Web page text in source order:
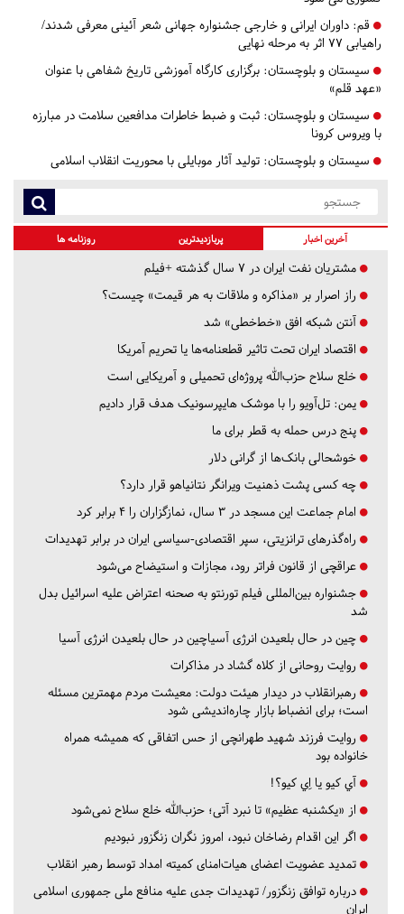
قم: داوران ایرانی و خارجی جشنواره جهانی شعر آئینی معرفی شدند/
راهیابی 77 اثر به مرحله نهایی
سیستان و بلوچستان: برگزاری کارگاه آموزشی تاریخ شفاهی با عنوان
«عهد قلم»
سیستان و بلوچستان: ثبت و ضبط خاطرات مدافعین سلامت در مبارزه
با ویروس کرونا
سیستان و بلوچستان: تولید آثار موبایلی با محوریت انقلاب اسلامی
آخرین اخبار پربازدیدترین روزنامه ها
مشتریان نفت ایران در ۷ سال گذشته +فیلم
راز اصرار بر «مذاکره و ملاقات به هر قیمت» چیست؟
آنتن شبکه افق «خط‌خطی» شد
اقتصاد ایران تحت تاثیر قطعنامه‌ها یا تحریم‌ آمریکا
خلع سلاح حزب‌الله پروژه‌ای تحمیلی و آمریکایی است
یمن: تل‌آویو را با موشک هایپرسونیک هدف قرار دادیم
پنج درس‌ حمله به قطر برای ما
خوشحالی بانک‌ها از گرانی دلار
چه کسی پشت ذهنیت ویرانگر نتانیاهو قرار دارد؟
امام جماعت این مسجد در ۳ سال، نمازگزاران را ۴ برابر کرد
راه‌گذرهای ترانزیتی، سپر اقتصادی-سیاسی ایران در برابر تهدیدات
عراقچی از قانون فراتر رود، مجازات و استیضاح می‌شود
جشنواره بین‌المللی فیلم تورنتو به صحنه اعتراض علیه اسرائیل بدل
شد
چین در حال بلعیدن انرژی آسیاچین در حال بلعیدن انرژی آسیا
روایت روحانی از کلاه گشاد در مذاکرات
رهبرانقلاب در دیدار هیئت دولت: معیشت مردم مهمترین مسئله
است؛ برای انضباط بازار چاره‌اندیشی شود
روایت فرزند شهید طهرانچی از حس اتفاقی که همیشه همراه
خانواده بود
آي كيو يا اِي كيو؟!
از «یکشنبه عظیم» تا نبرد آتی؛ حزب‌الله خلع سلاح نمی‌شود
اگر این اقدام رضاخان نبود، امروز نگران زنگزور نبودیم
تمدید عضویت اعضای هیات‌امنای کمیته امداد توسط رهبر انقلاب
درباره توافق زنگزور/ تهدیدات جدی علیه منافع ملی جمهوری اسلامی
ایران